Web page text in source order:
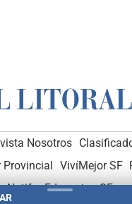
Nosotros
VivíMejor SF
Notife Educacion SF